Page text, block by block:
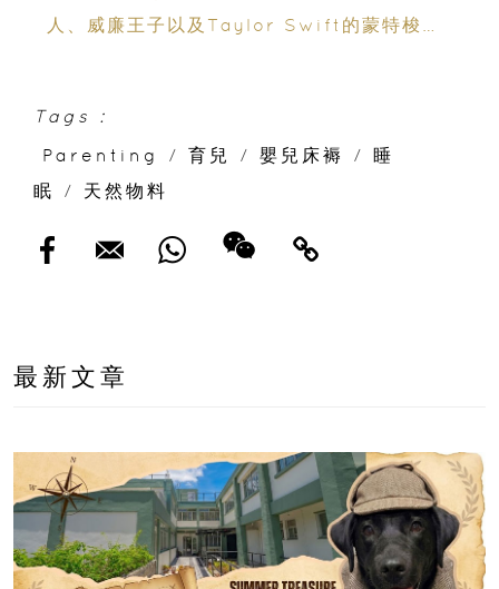
人、威廉王子以及Taylor Swift的蒙特梭利
Tags :
Parenting
/ 育兒 / 嬰兒床褥 /
睡
眠
/ 天然物料
最新文章